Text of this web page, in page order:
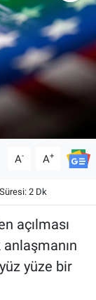
A- A+
2 Dk
açılması
yüze bir